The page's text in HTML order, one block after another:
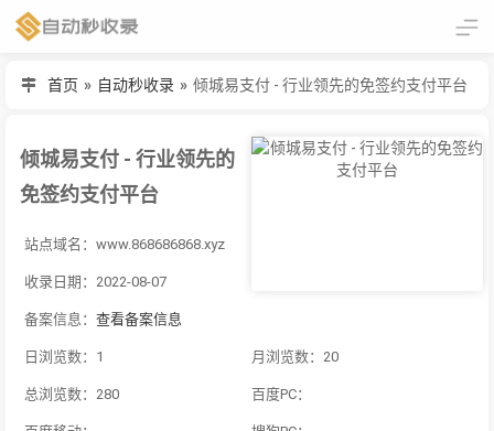
首页 » 自动秒收录 » 倾城易支付 - 行业领先的免签约支付平台
倾城易支付 - 行业领先的
免签约支付平台
站点域名：www.868686868.xyz
收录日期：2022-08-07
备案信息： 查看备案信息
日浏览数：1 月浏览数：20
总浏览数：280 百度PC：